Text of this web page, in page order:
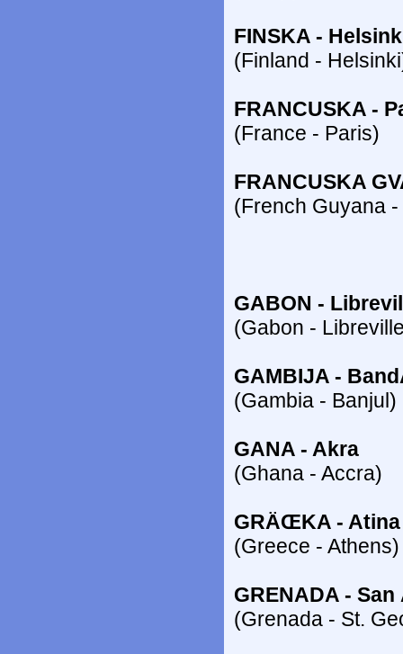
FINSKA -
(Finland -
FRANCUSKA -
(France - Paris)
FRANCUSKA
(French Guyana
GABON - Librevil
(Gabon -
GAMBIJA -
(Gambia - Banjul)
GANA - Akra
(Ghana - Accra)
GRÄŒKA - Atina
(Greece - Athens)
GRENADA -
(Grenada - St.